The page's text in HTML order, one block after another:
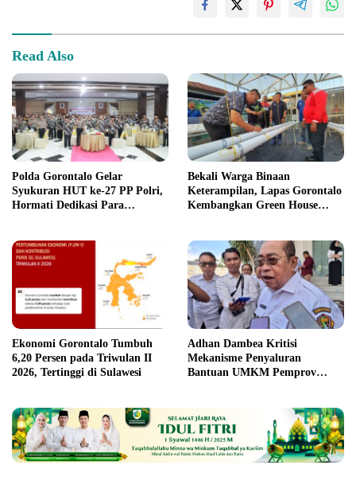
Read Also
Polda Gorontalo Gelar
Syukuran HUT ke-27 PP Polri,
Hormati Dedikasi Para
Bekali Warga Binaan
Keterampilan, Lapas Gorontalo
Kembangkan Green House
Ekonomi Gorontalo Tumbuh
6,20 Persen pada Triwulan II
2026, Tertinggi di Sulawesi
Adhan Dambea Kritisi
Mekanisme Penyaluran
Bantuan UMKM Pemprov